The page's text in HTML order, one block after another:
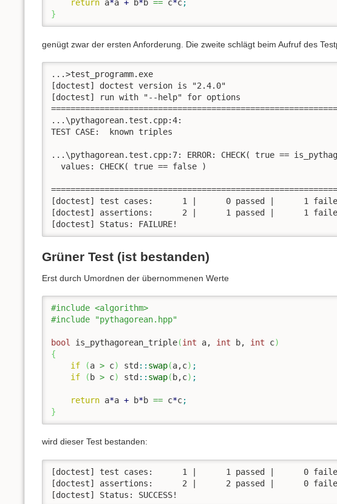
return a*a + b*b == c*c;
}
genügt zwar der ersten Anforderung. Die zweite schlägt beim Aufruf des
...>test_programm.exe
[doctest] doctest version is "2.4.0"
[doctest] run with "--help" for options
...\pythagorean.test.cpp:4:
TEST CASE:  known triples
...\pythagorean.test.cpp:7: ERROR: CHECK( true ==
  values: CHECK( true == false )
[doctest] test cases:      1 |      0 passed |      1
[doctest] assertions:      2 |      1 passed |      1
[doctest] Status: FAILURE!
Grüner Test (ist bestanden)
Erst durch Umordnen der übernommenen Werte
#include <algorithm>
#include "pythagorean.hpp"
bool is_pythagorean_triple(int a, int b, int c)
{
if
(a > c) std :: swap(a,c) ;
if
( b > c) std :: swap( b,c) ;
return a*a + b*b == c*c;
}
wird dieser Test bestanden:
[doctest] test cases:      1 |      1 passed |      0
[doctest] assertions:      2 |      2 passed |      0
[doctest] Status: SUCCESS!